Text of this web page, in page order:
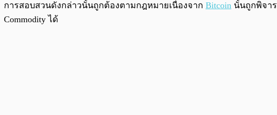
การสอบสวนดังกล่าวนั้นถูกต้องตามกฎหมายเนื่องจาก Bitcoin นั้นถูกพิจา
Commodity ได้